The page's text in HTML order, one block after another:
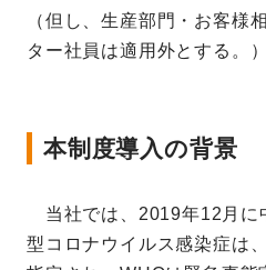
（但し、生産部門・お客様
ター社員は適用外とする。）
本制度導入の背景
当社では、2019年12月に
型コロナウイルス感染症は